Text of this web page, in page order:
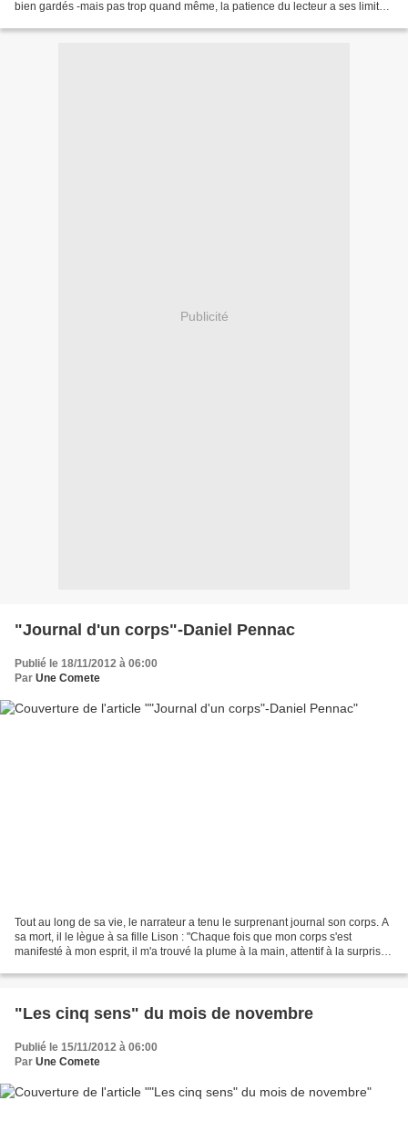
bien gardés -mais pas trop quand même, la patience du lecteur a ses limites
Publicité
"Journal d'un corps"-Daniel Pennac
Publié le 18/11/2012 à 06:00
Par Une Comete
Tout au long de sa vie, le narrateur a tenu le surprenant journal son corps. A
sa mort, il le lègue à sa fille Lison : "Chaque fois que mon corps s'est
manifesté à mon esprit, il m'a trouvé la plume à la main, attentif à la surprise
"Les cinq sens" du mois de novembre
Publié le 15/11/2012 à 06:00
Par Une Comete